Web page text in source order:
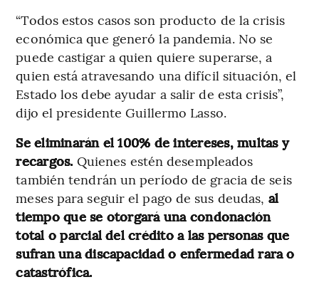
“Todos estos casos son producto de la crisis
económica que generó la pandemia. No se
puede castigar a quien quiere superarse, a
quien está atravesando una difícil situación, el
Estado los debe ayudar a salir de esta crisis”,
dijo el presidente Guillermo Lasso.
Se eliminarán el 100% de intereses, multas y
recargos. Quienes estén desempleados
también tendrán un período de gracia de seis
meses para seguir el pago de sus deudas, al
tiempo que se otorgará una condonación
total o parcial del crédito a las personas que
sufran una discapacidad o enfermedad rara o
catastrófica.